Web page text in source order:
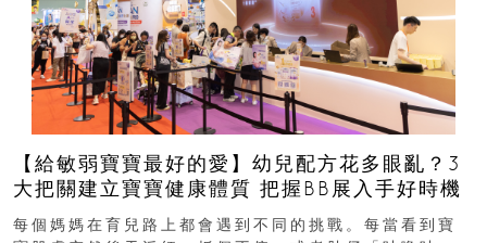
【給敏弱寶寶最好的愛】幼兒配方花多眼亂？3
大把關建立寶寶健康體質 把握BB展入手好時機
每個媽媽在育兒路上都會遇到不同的挑戰。每當看到寶